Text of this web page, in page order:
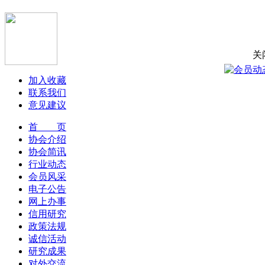
加入收藏
联系我们
意见建议
首 页
协会介绍
协会简讯
行业动态
会员风采
电子公告
网上办事
信用研究
政策法规
诚信活动
研究成果
关